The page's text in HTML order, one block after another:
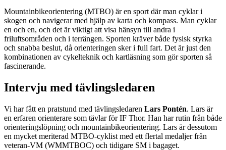
Mountainbikeorientering (MTBO) är en sport där man cyklar i
skogen och navigerar med hjälp av karta och kompass. Man cyklar
en och en, och det är viktigt att visa hänsyn till andra i
friluftsområden och i terrängen. Sporten kräver både fysisk styrka
och snabba beslut, då orienteringen sker i full fart. Det är just den
kombinationen av cykelteknik och kartläsning som gör sporten så
fascinerande.
Intervju med tävlingsledaren
Vi har fått en pratstund med tävlingsledaren Lars Pontén. Lars är
en erfaren orienterare som tävlar för IF Thor. Han har rutin från både
orienteringslöpning och mountainbikeorientering. Lars är dessutom
en mycket meriterad MTBO-cyklist med ett flertal medaljer från
veteran-VM (WMMTBOC) och tidigare SM i bagaget.